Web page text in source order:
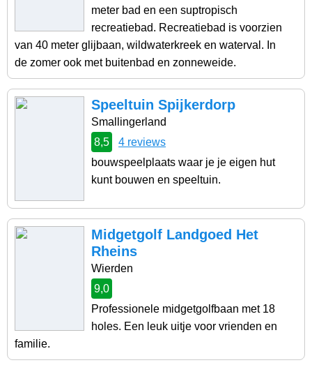
meter bad en een suptropisch
recreatiebad. Recreatiebad is voorzien
van 40 meter glijbaan, wildwaterkreek en waterval. In
de zomer ook met buitenbad en zonneweide.
Speeltuin Spijkerdorp
Smallingerland
8,5
4 reviews
bouwspeelplaats waar je je eigen hut
kunt bouwen en speeltuin.
Midgetgolf Landgoed Het
Rheins
Wierden
9,0
Professionele midgetgolfbaan met 18
holes. Een leuk uitje voor vrienden en
familie.